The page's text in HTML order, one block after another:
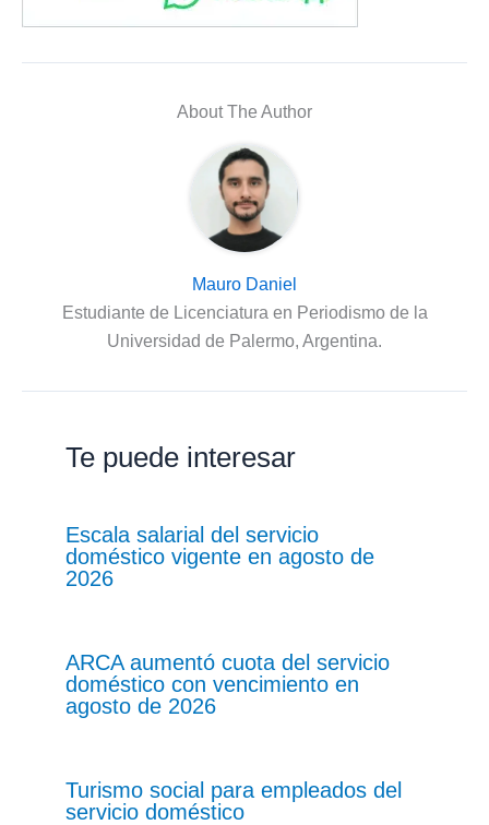
About The Author
Mauro Daniel
Estudiante de Licenciatura en Periodismo de la
Universidad de Palermo, Argentina.
Te puede interesar
Escala salarial del servicio
doméstico vigente en agosto de
2026
ARCA aumentó cuota del servicio
doméstico con vencimiento en
agosto de 2026
Turismo social para empleados del
servicio doméstico